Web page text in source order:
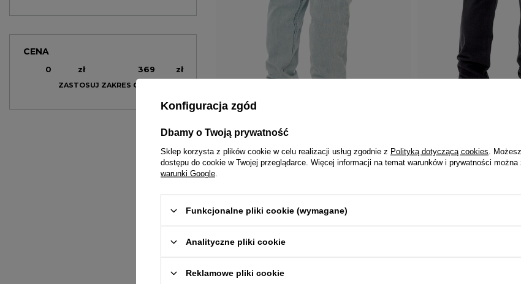
CENA
zł zł
ZASTOSUJ ZAKRES CEN
W PROMOCJI
Konfiguracja zgód
Dbamy o Twoją prywatność
Sklep korzysta z plików cookie w celu realizacji usług zgodnie z Polityką dotyczącą cookies .
dostępu do cookie w Twojej przeglądarce. Więcej informacji na temat warunków i prywatności
warunki Google
Funkcjonalne pliki cookie (wymagane)
Analityczne pliki cookie
Reklamowe pliki cookie